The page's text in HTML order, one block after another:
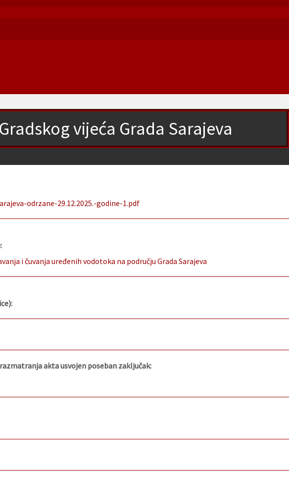
vijeća Grada Sarajeva
odrzane-29.12.2025.-godine-1.pdf
i čuvanja uređenih vodotoka na području Grada Sarajeva
akta usvojen poseban zaključak: